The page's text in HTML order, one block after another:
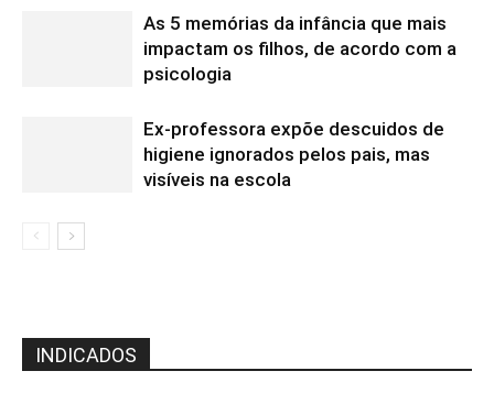
As 5 memórias da infância que mais
impactam os filhos, de acordo com a
psicologia
Ex-professora expõe descuidos de
higiene ignorados pelos pais, mas
visíveis na escola
INDICADOS